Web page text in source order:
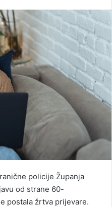
policije Županja
od strane 60-
postala žrtva prijevare.